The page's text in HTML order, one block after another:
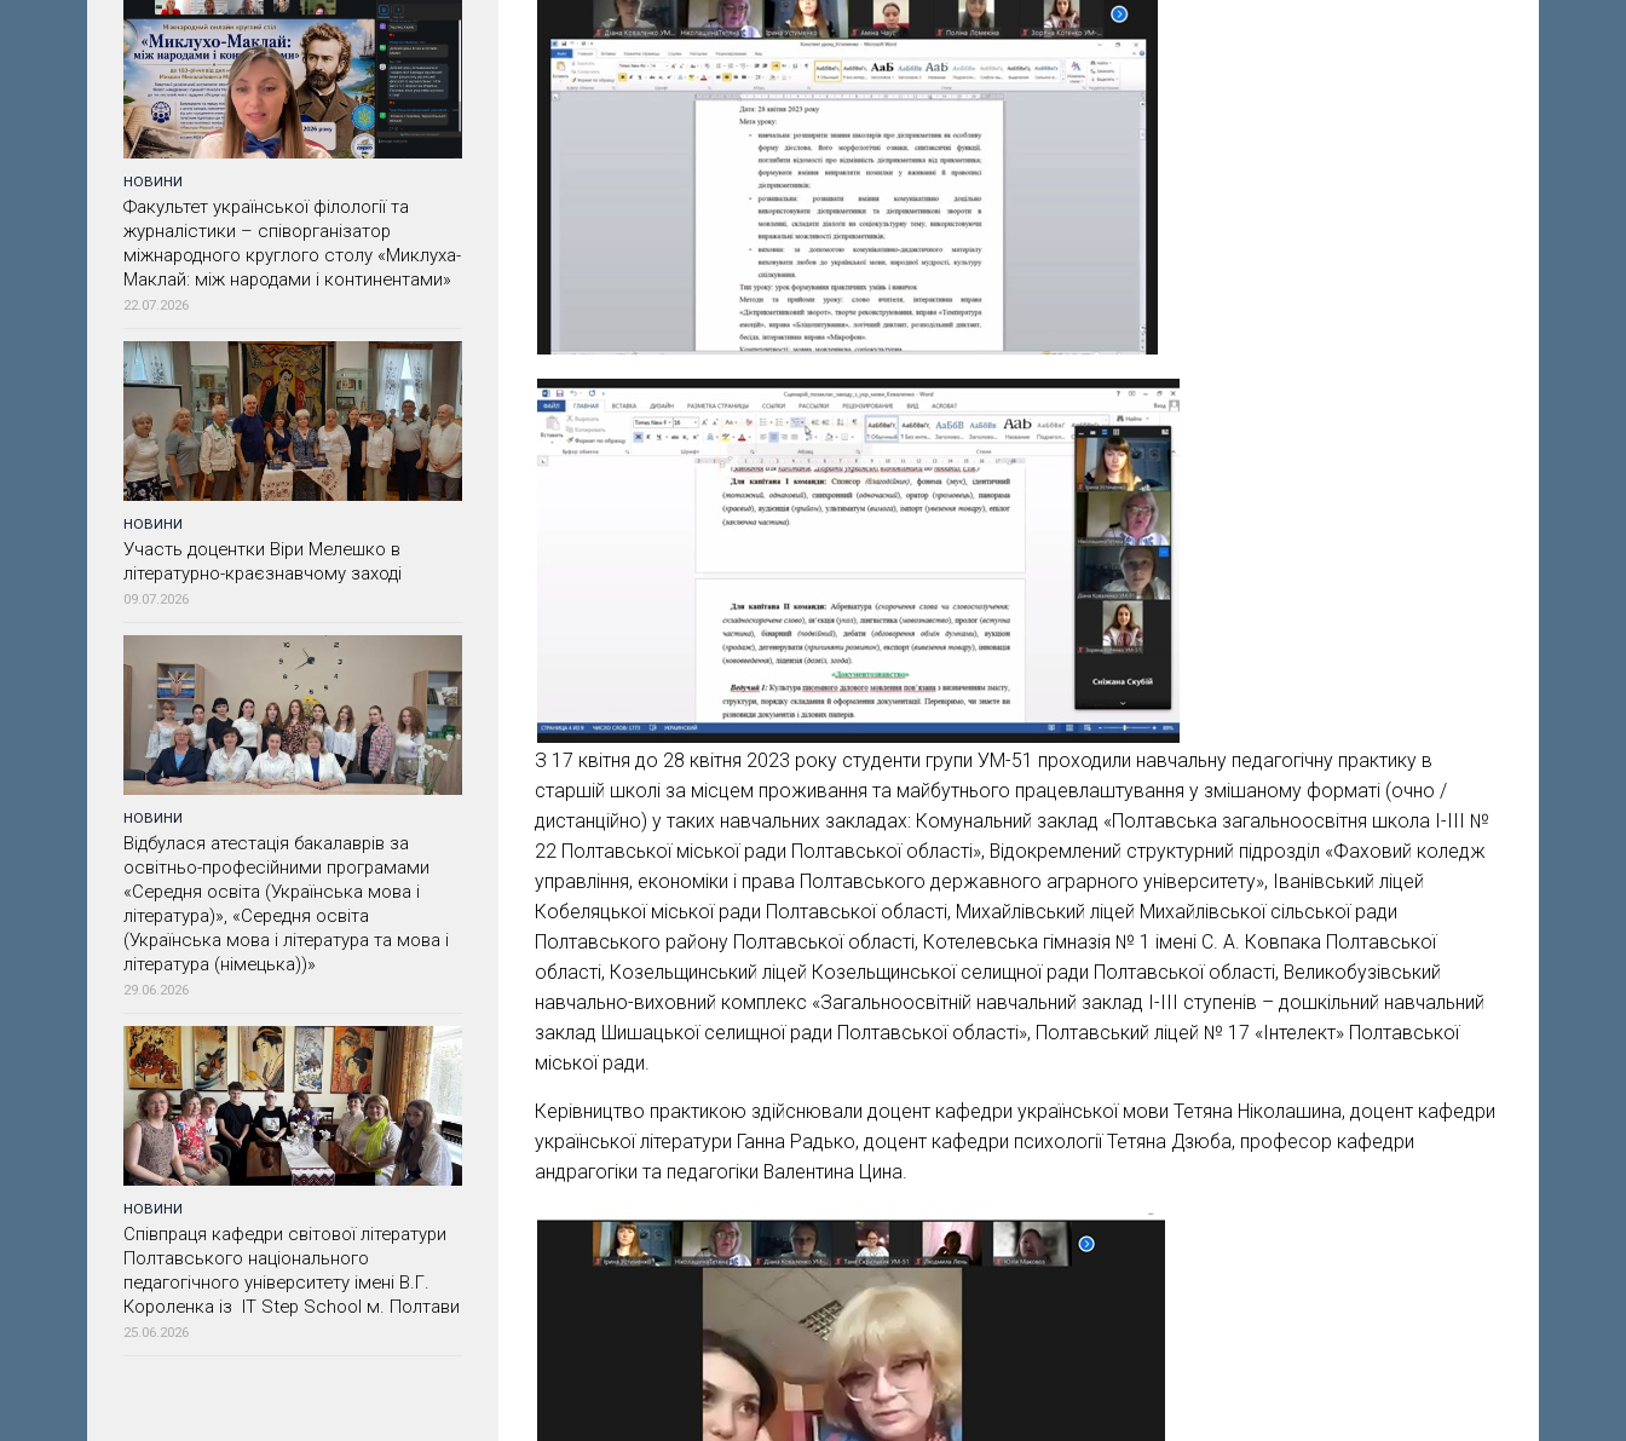
З 17 квітня до 28 квітня 2023 року студенти групи УМ-51 проходили навчальну педагогічну практику в
старшій школі за місцем проживання та майбутнього працевлаштування у змішаному форматі (очно /
дистанційно) у таких навчальних закладах: Комунальний заклад «Полтавська загальноосвітня школа І-ІІІ №
22 Полтавської міської ради Полтавської області», Відокремлений структурний підрозділ «Фаховий коледж
управління, економіки і права Полтавського державного аграрного університету», Іванівський ліцей
Кобеляцької міської ради Полтавської області, Михайлівський ліцей Михайлівської сільської ради
Полтавського району Полтавської області, Котелевська гімназія № 1 імені С. А. Ковпака Полтавської
області, Козельщинський ліцей Козельщинської селищної ради Полтавської області, Великобузівський
навчально-виховний комплекс «Загальноосвітній навчальний заклад І-ІІІ ступенів – дошкільний навчальний
заклад Шишацької селищної ради Полтавської області», Полтавський ліцей № 17 «Інтелект» Полтавської
міської ради.
Керівництво практикою здійснювали доцент кафедри української мови Тетяна Ніколашина, доцент кафедри
української літератури Ганна Радько, доцент кафедри психології Тетяна Дзюба, професор кафедри
андрагогіки та педагогіки Валентина Цина.
НОВИНИ
Факультет української філології та
журналістики – співорганізатор
міжнародного круглого столу «Миклуха-
Маклай: між народами і континентами»
22.07.2026
НОВИНИ
Участь доцентки Віри Мелешко в
літературно-краєзнавчому заході
09.07.2026
НОВИНИ
Відбулася атестація бакалаврів за
освітньо-професійними програмами
«Середня освіта (Українська мова і
література)», «Середня освіта
(Українська мова і література та мова і
література (німецька))»
29.06.2026
НОВИНИ
Співпраця кафедри світової літератури
Полтавського національного
педагогічного університету імені В.Г.
Короленка із IT Step School м. Полтави
25.06.2026